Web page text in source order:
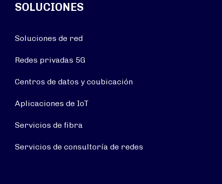
SOLUCIONES
Soluciones de red
Redes privadas 5G
Centros de datos y coubicación
Aplicaciones de IoT
Servicios de fibra
Servicios de consultoría de redes